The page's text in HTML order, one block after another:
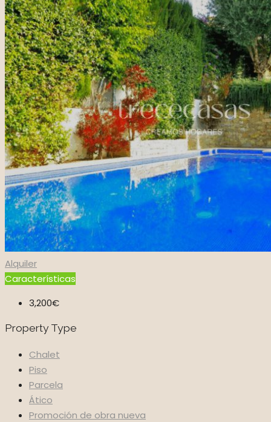
Alquiler
Características
3,200€
Property Type
Chalet
Piso
Parcela
Ático
Promoción de obra nueva